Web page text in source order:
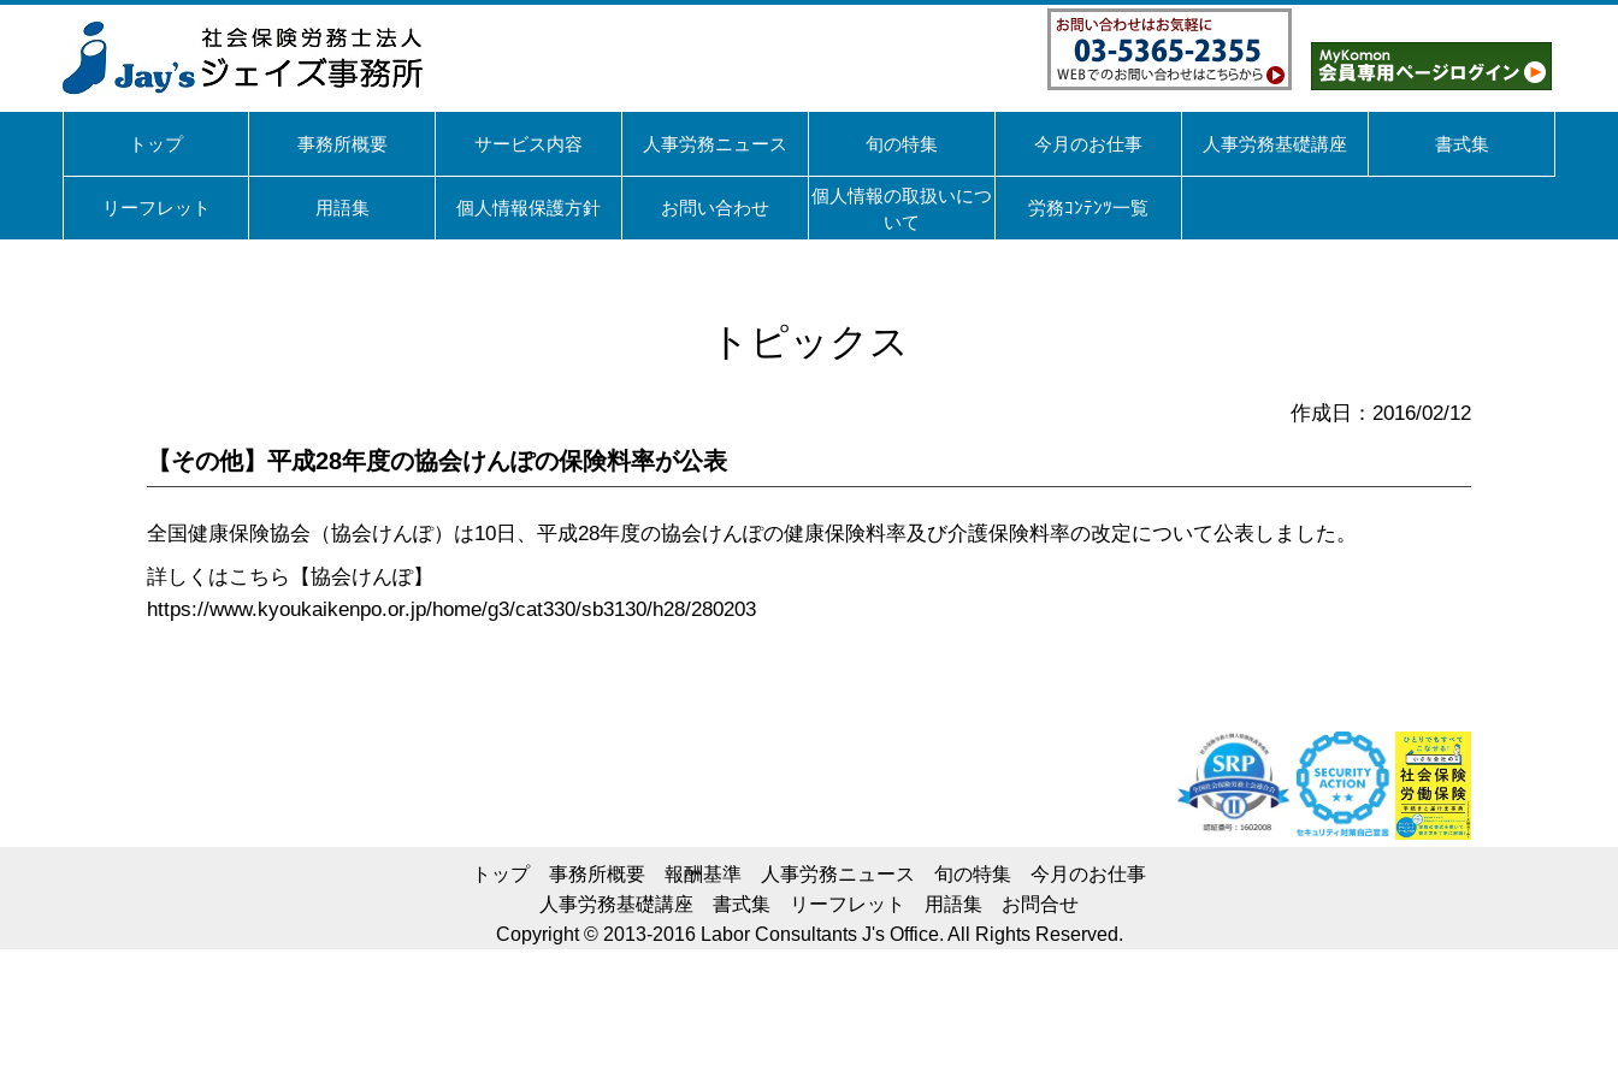
トップ 事務所概要 サービス内容 人事労務ニュース 旬の特集 今月のお仕事 人事労務基礎講座 書式集
リーフレット 用語集 個人情報保護方針 お問い合わせ
個人情報の取扱いにつ
いて
労務ｺﾝﾃﾝﾂ一覧
トピックス
作成日：2016/02/12
【その他】平成28年度の協会けんぽの保険料率が公表
全国健康保険協会（協会けんぽ）は10日、平成28年度の協会けんぽの健康保険料率及び介護保険料率の改定について公表しました。
詳しくはこちら【協会けんぽ】
https://www.kyoukaikenpo.or.jp/home/g3/cat330/sb3130/h28/280203
トップ 事務所概要 報酬基準 人事労務ニュース 旬の特集
今月のお仕事
人事労務基礎講座
書式集 リーフレット 用語集
お問合せ
Copyright © 2013-2016 Labor Consultants J's Office. All Rights Reserved.